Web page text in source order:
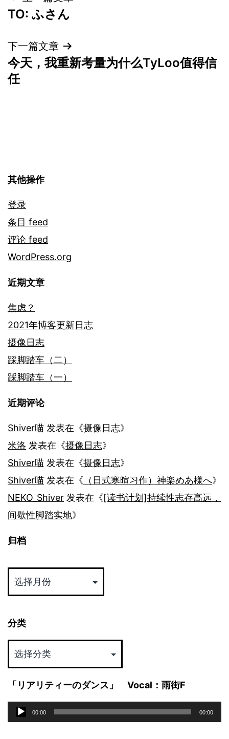
章
导
航
TO: ふさん
下一篇文章
今天，我重新考量为什么TyLoo值得信
任
其他操作
登录
条目 feed
评论 feed
WordPress.org
近期文章
焦虑？
2021年博客更新日志
摄像日志
踩脚踏车（二）
踩脚踏车（一）
近期评论
Shiver喵 发表在《摄像日志》
米洛 发表在《摄像日志》
Shiver喵 发表在《摄像日志》
Shiver喵 发表在《 （日式寒暄习作）神楽めあ様へ》
NEKO_Shiver 发表在《[读书计划]持续性志存高远，
间歇性脚踏实地》
归档
档
分类
分
「リアリティーのダンス」 Vocal：雨街F
音
频
00:00 00:00